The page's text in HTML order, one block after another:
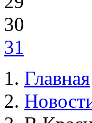
30
31
Главная